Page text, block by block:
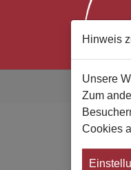
Zum Hauptinhalt springen
Sie sind
Gute
Hinweis
Unsere
Zum
Cookies